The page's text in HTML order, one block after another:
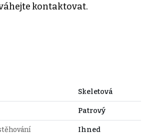
kontaktovat.
Skeletová
Patrový
Ihned